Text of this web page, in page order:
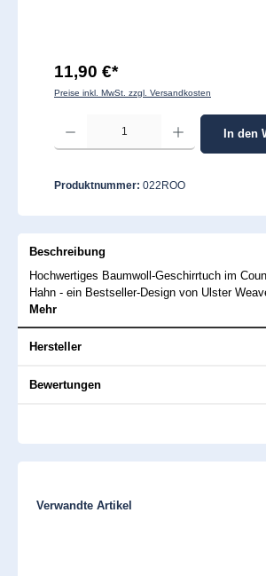
11,90 €*
Preise inkl. MwSt. zzgl. Versandkosten
Produkt Anzahl: Gib den gewünschten Wert ein
In den
Produktnummer: 022ROO
Beschreibung
Hochwertiges Baumwoll-Geschirrtuch im
Hahn - ein Bestseller-Design von Ulster
Mehr
Hersteller
Bewertungen
Produktgalerie überspringen
Verwandte Artikel